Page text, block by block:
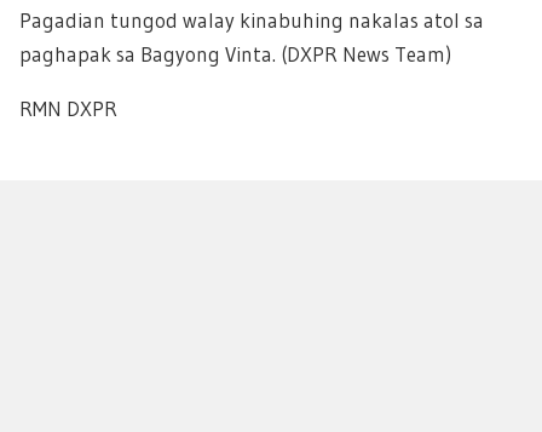
Pagadian tungod walay kinabuhing nakalas atol sa
paghapak sa Bagyong Vinta. (DXPR News Team)
RMN DXPR